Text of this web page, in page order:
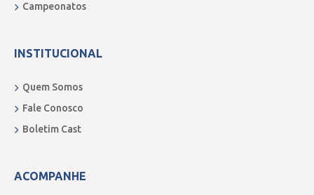
Campeonatos
INSTITUCIONAL
Quem Somos
Fale Conosco
Boletim Cast
ACOMPANHE